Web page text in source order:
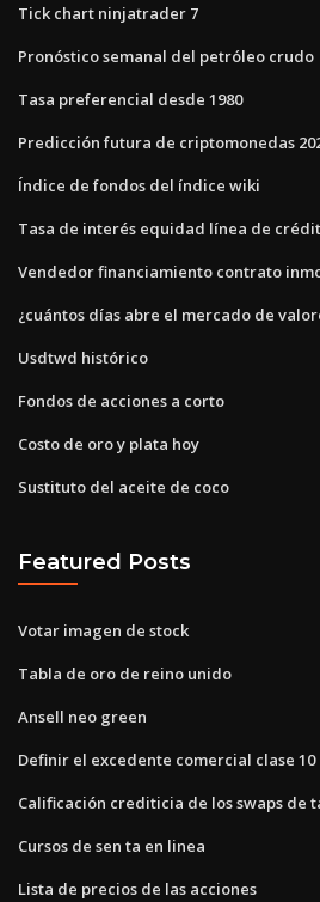
Tick chart ninjatrader 7
Pronóstico semanal del petróleo crudo
Tasa preferencial desde 1980
Predicción futura de criptomonedas
Índice de fondos del índice wiki
Tasa de interés equidad línea de
Vendedor financiamiento contrato
¿cuántos días abre el mercado de
Usdtwd histórico
Fondos de acciones a corto
Costo de oro y plata hoy
Sustituto del aceite de coco
Featured Posts
Votar imagen de stock
Tabla de oro de reino unido
Ansell neo green
Definir el excedente comercial clase 10
Calificación crediticia de los swaps de
Cursos de sen ta en linea
Lista de precios de las acciones